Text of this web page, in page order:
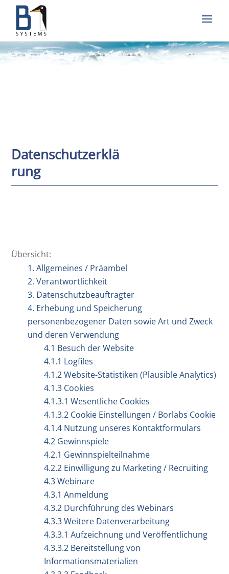
Datenschutzerklä
rung
Übersicht:
1. Allgemeines / Präambel
2. Verantwortlichkeit
3. Datenschutzbeauftragter
4. Erhebung und Speicherung
personenbezogener Daten sowie Art und Zweck
und deren Verwendung
4.1 Besuch der Website
4.1.1 Logfiles
4.1.2 Website-Statistiken (Plausible Analytics)
4.1.3 Cookies
4.1.3.1 Wesentliche Cookies
4.1.3.2 Cookie Einstellungen / Borlabs Cookie
4.1.4 Nutzung unseres Kontaktformulars
4.2 Gewinnspiele
4.2.1 Gewinnspielteilnahme
4.2.2 Einwilligung zu Marketing / Recruiting
4.3 Webinare
4.3.1 Anmeldung
4.3.2 Durchführung des Webinars
4.3.3 Weitere Datenverarbeitung
4.3.3.1 Aufzeichnung und Veröffentlichung
4.3.3.2 Bereitstellung von
Informationsmaterialien